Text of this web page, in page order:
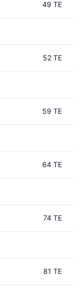
49 TE
52 TE
59 TE
64 TE
74 TE
81 TE